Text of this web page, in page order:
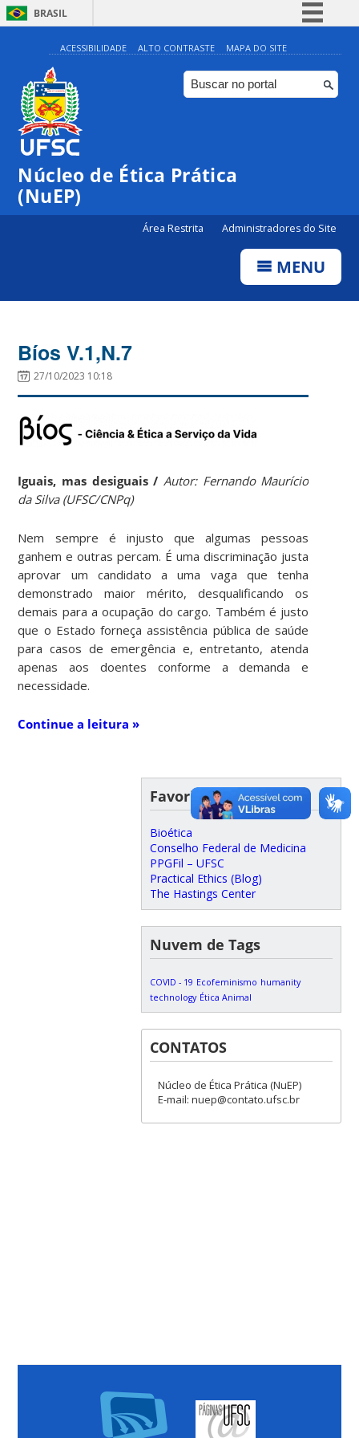
BRASIL
Simplifique!
Comunica BR
Participe
ACESSIBILIDADE ALTO CONTRASTE MAPA DO SITE
Núcleo de Ética Prática
(NuEP)
Área Restrita Administradores do Site
MENU
Bíos V.1,N.7
27/10/2023 10:18
Iguais, mas desiguais / Autor: Fernando Maurício
da Silva (UFSC/CNPq)
Nem sempre é injusto que algumas pessoas
ganhem e outras percam. É uma discriminação justa
aprovar um candidato a uma vaga que tenha
demonstrado maior mérito, desqualificando os
demais para a ocupação do cargo. Também é justo
que o Estado forneça assistência pública de saúde
para casos de emergência e, entretanto, atenda
apenas aos doentes conforme a demanda e
necessidade.
Continue a leitura »
Favoritos
Bioética
Conselho Federal de Medicina
PPGFil – UFSC
Practical Ethics (Blog)
The Hastings Center
Nuvem de Tags
COVID - 19 Ecofeminismo humanity
technology Ética Animal
CONTATOS
Núcleo de Ética Prática (NuEP)
E-mail: nuep@contato.ufsc.br